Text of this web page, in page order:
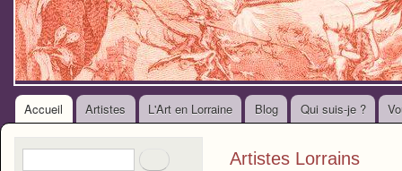
Menu principal
Accueil Artistes L'Art en Lorraine Blog Qui suis-je ?
Formulaire de rechercheRechercher Artistes Lorrains